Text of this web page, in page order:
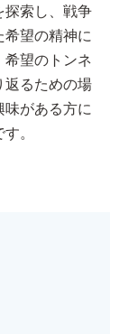
探索し、戦争
望の精神に
望のトンネ
返るための場
がある方に
。